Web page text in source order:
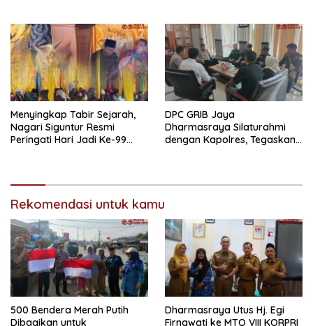
Kasih
Menyingkap Tabir Sejarah,
Nagari Siguntur Resmi
Peringati Hari Jadi Ke-99
DPC GRIB Jaya
Dharmasraya Silaturahmi
dengan Kapolres, Tegaskan
Rekomendasi untuk kamu
500 Bendera Merah Putih
Dibagikan untuk
Dharmasraya Utus Hj. Egi
Firnawati ke MTQ VIII KORPRI